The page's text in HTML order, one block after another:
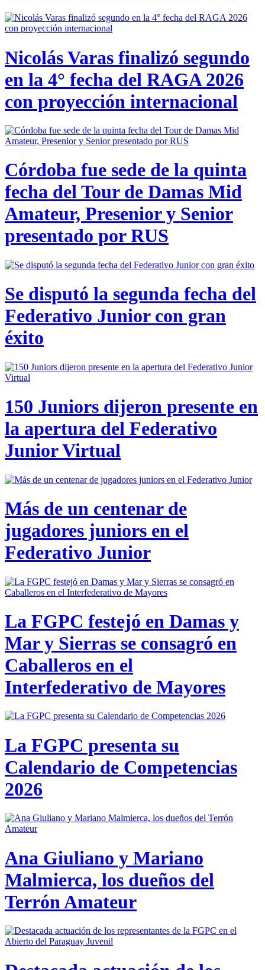
Nicolás Varas finalizó segundo
en la 4° fecha del RAGA 2026
con proyección internacional
Córdoba fue sede de la quinta
fecha del Tour de Damas Mid
Amateur, Presenior y Senior
presentado por RUS
Se disputó la segunda fecha del
Federativo Junior con gran
éxito
150 Juniors dijeron presente en
la apertura del Federativo
Junior Virtual
Más de un centenar de
jugadores juniors en el
Federativo Junior
La FGPC festejó en Damas y
Mar y Sierras se consagró en
Caballeros en el
Interfederativo de Mayores
La FGPC presenta su
Calendario de Competencias
2026
Ana Giuliano y Mariano
Malmierca, los dueños del
Terrón Amateur